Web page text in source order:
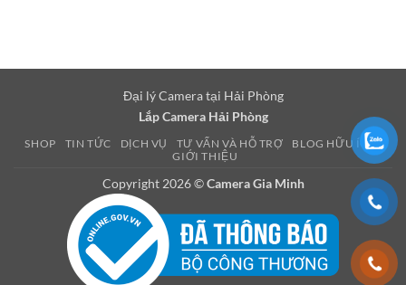
Đại lý Camera tại Hải Phòng
Lắp Camera Hải Phòng
SHOP TIN TỨC DỊCH VỤ TƯ VẤN VÀ HỖ TRỢ
BLOG HỮU ÍCH
GIỚI THIỆU
Copyright 2026 ©Camera Gia Minh